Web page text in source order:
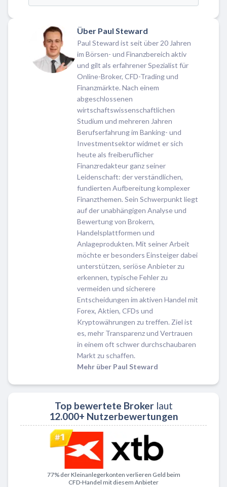
Über Paul Steward
Paul Steward ist seit über 20 Jahren
im Börsen- und Finanzbereich aktiv
und gilt als erfahrener Spezialist für
Online-Broker, CFD-Trading und
Finanzmärkte. Nach einem
abgeschlossenen
wirtschaftswissenschaftlichen
Studium und mehreren Jahren
Berufserfahrung im Banking- und
Investmentsektor widmet er sich
heute als freiberuflicher
Finanzredakteur ganz seiner
Leidenschaft: der verständlichen,
fundierten Aufbereitung komplexer
Finanzthemen. Sein Schwerpunkt liegt
auf der unabhängigen Analyse und
Bewertung von Brokern,
Handelsplattformen und
Anlageprodukten. Mit seiner Arbeit
möchte er besonders Einsteiger dabei
unterstützen, seriöse Anbieter zu
erkennen, typische Fehler zu
vermeiden und sicherere
Entscheidungen im aktiven Handel mit
Forex, Aktien, CFDs und
Kryptowährungen zu treffen. Ziel ist
es, mehr Transparenz und Vertrauen
in einem oft schwer durchschaubaren
Markt zu schaffen.
Mehr über Paul Steward
Top bewertete Brokerlaut
12.000+ Nutzerbewertungen
Zu XTB
77% der Kleinanlegerkonten verlieren Geld beim
CFD-Handel mit diesem Anbieter